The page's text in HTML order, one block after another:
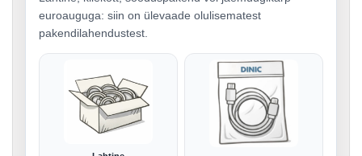
euroauguga: siin on ülevaade olulisematest
pakendilahendustest.